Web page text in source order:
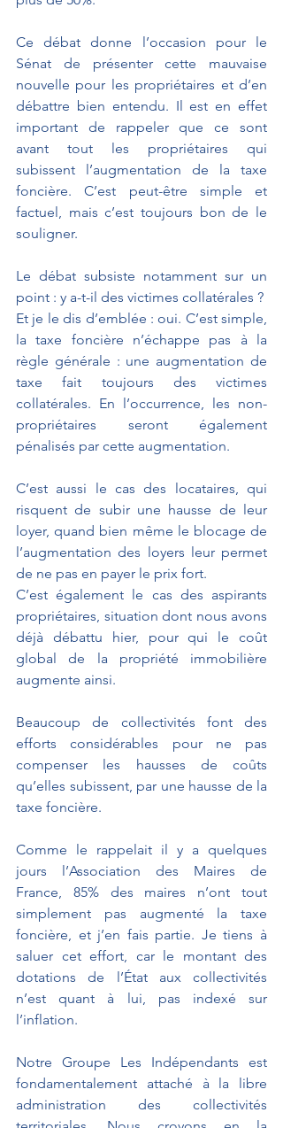
Ce débat donne l’occasion pour le
Sénat de présenter cette mauvaise
nouvelle pour les propriétaires et d’en
débattre bien entendu. Il est en effet
important de rappeler que ce sont
avant tout les propriétaires qui
subissent l’augmentation de la taxe
foncière. C’est peut-être simple et
factuel, mais c’est toujours bon de le
souligner.
Le débat subsiste notamment sur un
point : y a-t-il des victimes collatérales ?
Et je le dis d’emblée : oui. C’est simple,
la taxe foncière n’échappe pas à la
règle générale : une augmentation de
taxe fait toujours des victimes
collatérales. En l’occurrence, les non-
propriétaires seront également
pénalisés par cette augmentation.
C’est aussi le cas des locataires, qui
risquent de subir une hausse de leur
loyer, quand bien même le blocage de
l’augmentation des loyers leur permet
de ne pas en payer le prix fort.
C’est également le cas des aspirants
propriétaires, situation dont nous avons
déjà débattu hier, pour qui le coût
global de la propriété immobilière
augmente ainsi.
Beaucoup de collectivités font des
efforts considérables pour ne pas
compenser les hausses de coûts
qu’elles subissent, par une hausse de la
taxe foncière.
Comme le rappelait il y a quelques
jours l’Association des Maires de
France, 85% des maires n’ont tout
simplement pas augmenté la taxe
foncière, et j’en fais partie. Je tiens à
saluer cet effort, car le montant des
dotations de l’État aux collectivités
n’est quant à lui, pas indexé sur
l’inflation.
Notre Groupe Les Indépendants est
fondamentalement attaché à la libre
administration des collectivités